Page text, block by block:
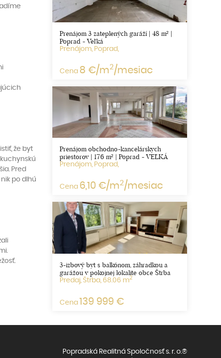
že byt
Pred
po dlhú
Prenájom 3 zateplených garáží | 48 m² |
Poprad - Veľká
Prenájom, Poprad,
Cena 8 €/m2/mesiac
Prenájom obchodno-kancelárskych
priestorov | 176 m² | Poprad - VEĽKÁ
Prenájom, Poprad,
Cena 6,10 €/m2/mesiac
3-izbový byt s balkónom, záhradkou a
garážou v pokojnej lokalite obce Štrba
Predaj, Štrba, 68.06 m2
Cena 139 999 €
Popradská Realitná Spoločnosť s. r. o.®